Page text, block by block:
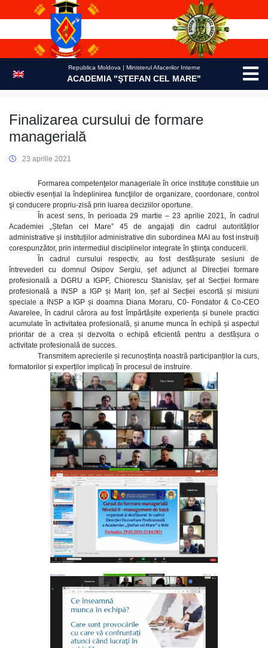
Republica Moldova | Ministerul Afacerilor Interne
ACADEMIA "ŞTEFAN CEL MARE"
Finalizarea cursului de formare
managerială
23 aprilie 2021
Formarea competenţelor manageriale în orice instituție constituie un
obiectiv esențial la îndeplinirea funcţiilor de organizare, coordonare, control
şi conducere propriu-zisă prin luarea deciziilor oportune.
În acest sens, în perioada 29 martie – 23 aprilie 2021, în cadrul
Academiei „Ștefan cel Mare” 45 de angajați din cadrul autorităților
administrative și instituțiilor administrative din subordinea MAI au fost instruiți
corespunzător, prin intermediul disciplinelor integrate în ştiinţa conducerii.
În cadrul cursului respectiv, au fost desfășurate sesiuni de
întrevederi cu domnul Osipov Sergiu, șef adjunct al Direcției formare
profesională a DGRU a IGPF, Chiorescu Stanislav, șef al Secției formare
profesională a INSP a IGP și Mariț Ion, șef al Secției escortă și misiuni
speciale a INSP a IGP și doamna Diana Moraru, C0- Fondator & Co-CEO
Awarelee, în cadrul cărora au fost împărtășite experiența și bunele practici
acumulate în activitatea profesională, și anume munca în echipă și aspectul
prioritar de a crea și dezvolta o echipă eficientă pentru a desfășura o
activitate profesională de succes.
Transmitem aprecierile și recunoștința noastră participanților la curs,
formatorilor și experților implicați în procesul de instruire.